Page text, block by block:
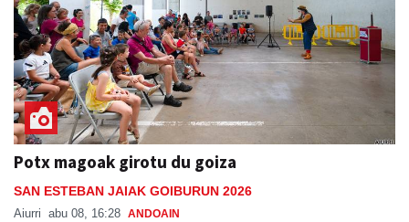
Potx magoak girotu du goiza
SAN ESTEBAN JAIAK GOIBURUN 2026
Aiurri abu 08, 16:28 ANDOAIN